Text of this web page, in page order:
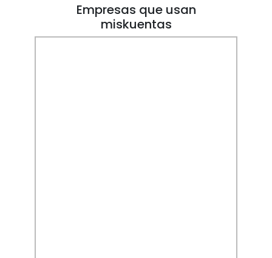
Empresas que usan
miskuentas